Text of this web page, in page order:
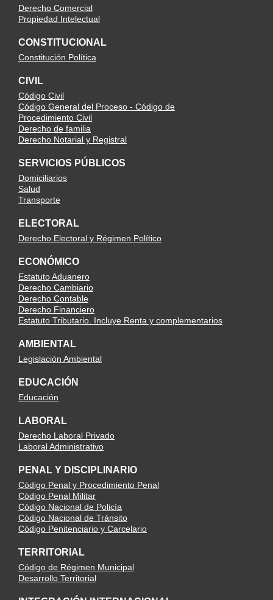
Derecho Comercial
Propiedad Intelectual
CONSTITUCIONAL
Constitución Política
CIVIL
Código Civil
Código General del Proceso - Código de
Procedimiento Civil
Derecho de familia
Derecho Notarial y Registral
SERVICIOS PÚBLICOS
Domiciliarios
Salud
Transporte
ELECTORAL
Derecho Electoral y Régimen Político
ECONÓMICO
Estatuto Aduanero
Derecho Cambiario
Derecho Contable
Derecho Financiero
Estatuto Tributario. Incluye Renta y complementarios
AMBIENTAL
Legislación Ambiental
EDUCACIÓN
Educación
LABORAL
Derecho Laboral Privado
Laboral Administrativo
PENAL Y DISCIPLINARIO
Código Penal y Procedimiento Penal
Código Penal Militar
Código Nacional de Policía
Código Nacional de Tránsito
Código Penitenciario y Carcelario
TERRITORIAL
Código de Régimen Municipal
Desarrollo Territorial